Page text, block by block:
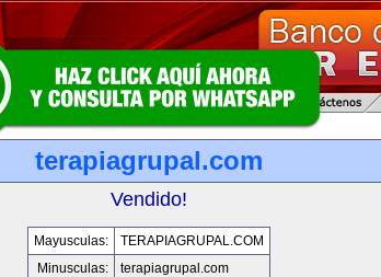
terapiagrupal.com
Vendido!
Mayusculas:
TERAPIAGRUPAL.COM
Minusculas:
terapiagrupal.com